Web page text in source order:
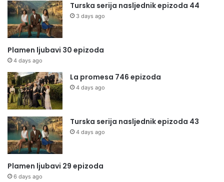
Turska serija nasljednik epizoda 44
3 days ago
Plamen ljubavi 30 epizoda
4 days ago
La promesa 746 epizoda
4 days ago
Turska serija nasljednik epizoda 43
4 days ago
Plamen ljubavi 29 epizoda
6 days ago